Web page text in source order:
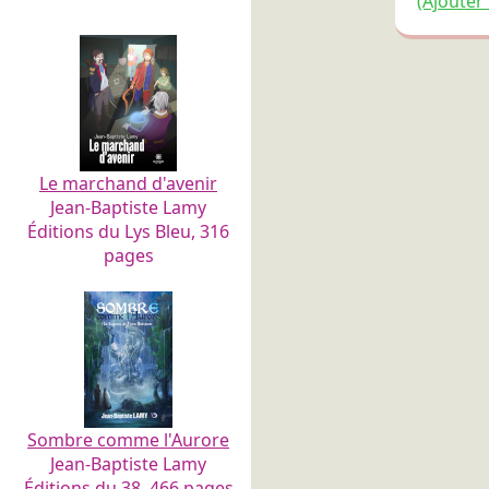
Le marchand d'avenir
Jean-Baptiste Lamy
Éditions du Lys Bleu, 316
pages
Sombre comme l'Aurore
Jean-Baptiste Lamy